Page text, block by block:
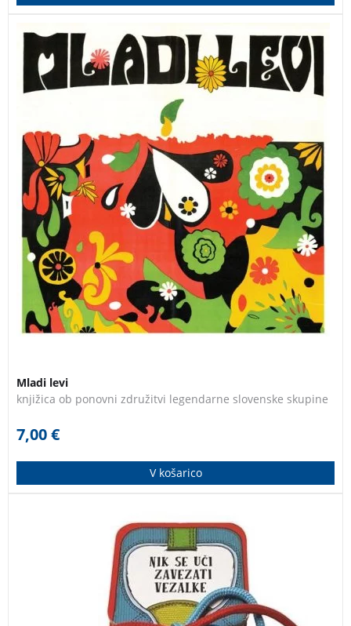
Po štiridesetih letih mirovanja se je ponovno zbrala
legendarna skupina Mladi levi, ki je delovala med leti
1966 in 1975. Ob odmevnem koncertu leta 2014 je
nastala knjižica s predstavitvijo skupine, članov in
takratnih glasbenih razmer v Sloveniji.
Mladi levi
knjižica ob ponovni združitvi legendarne slovenske skupine
7,00€
V košarico
Nauči se zavezati svoje vezalke. Nikovi prijatelji ti
bodo pomagali. Vezalke zaveži kar na knjižici. Tako
bodo slike ves čas pred teboj.